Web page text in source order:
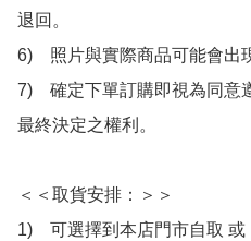
退回。
6)　照片與實際商品可能會出
7)　確定下單訂購即視為同意
最終決定之權利。
＜＜取貨安排：＞＞
1)　可選擇到本店門市自取